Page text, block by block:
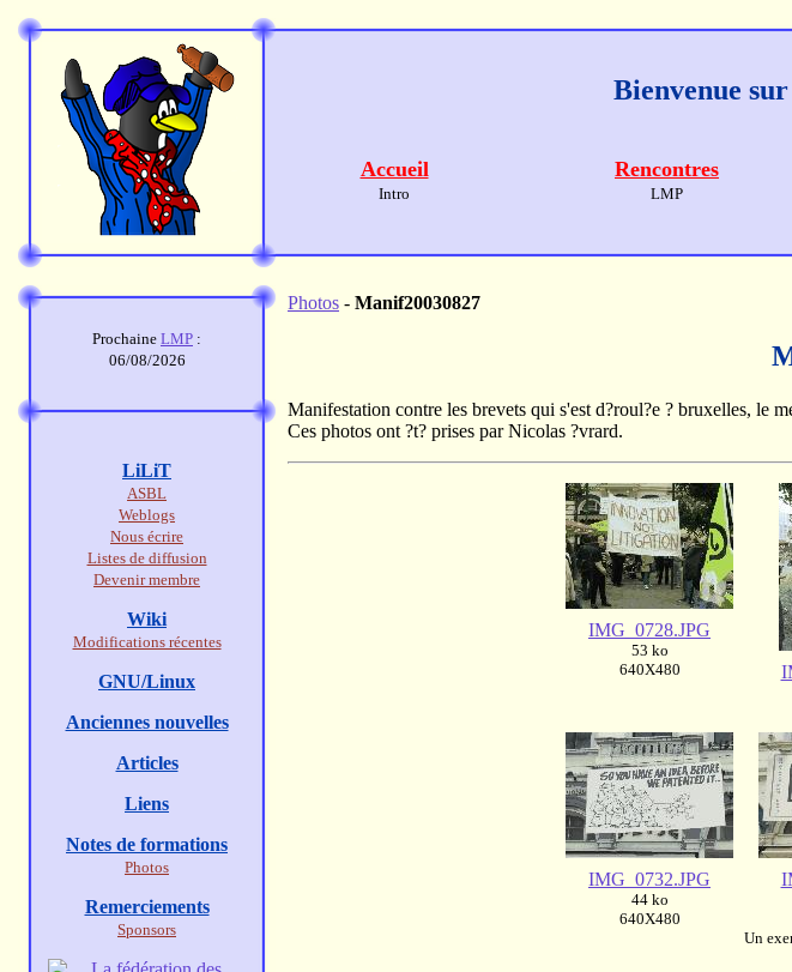
Bienvenue
Accueil
Intro
Rencontres
LMP
Photos - Manif20030827
Manifestation contre les brevets qui s'est d?roul?e ? bruxelles, le
Ces photos ont ?t? prises par Nicolas ?vrard.
IMG_0728.JPG
53 ko
640X480
IMG_0732.JPG
44 ko
640X480
Un
Prochaine LMP :
06/08/2026
LiLiT
ASBL
Weblogs
Nous écrire
Listes de diffusion
Devenir membre
Wiki
Modifications récentes
GNU/Linux
Anciennes nouvelles
Articles
Liens
Notes de formations
Photos
Remerciements
Sponsors